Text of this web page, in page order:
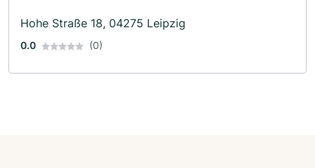
Hohe Straße 18, 04275 Leipzig
0.0 (0)